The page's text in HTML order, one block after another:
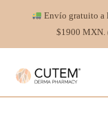
Envío gratuito a
$1900 MXN.